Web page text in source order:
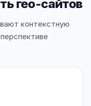
гео-сайтов
контекстную